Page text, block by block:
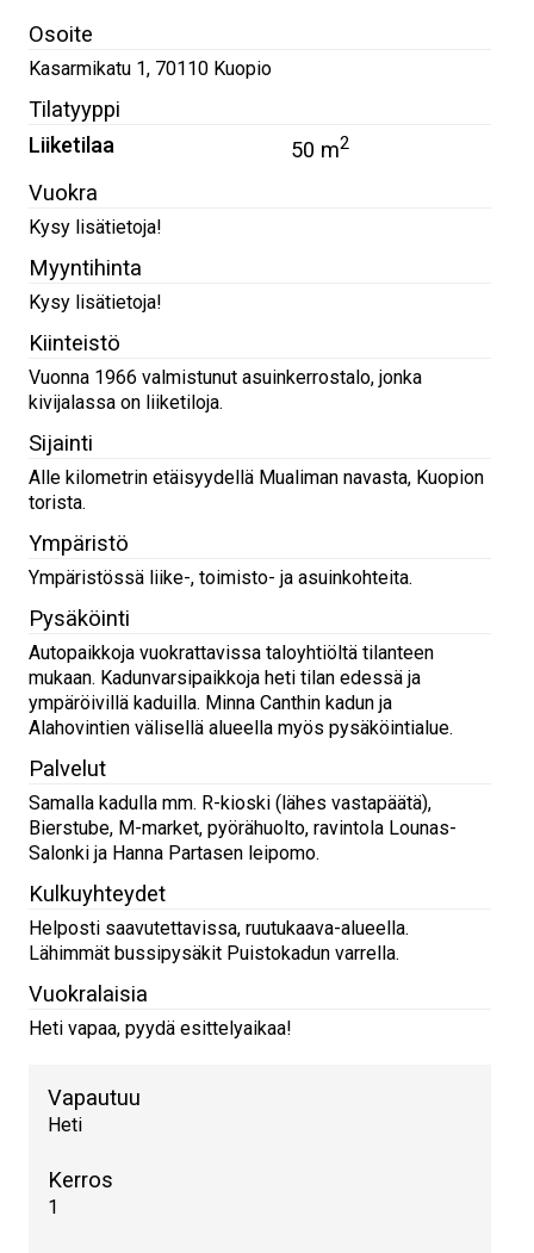
Osoite
Kasarmikatu 1, 70110 Kuopio
Tilatyyppi
Liiketilaa
50 m2
Vuokra
Kysy lisätietoja!
Myyntihinta
Kysy lisätietoja!
Kiinteistö
Vuonna 1966 valmistunut asuinkerrostalo, jonka
kivijalassa on liiketiloja.
Sijainti
Alle kilometrin etäisyydellä Mualiman navasta, Kuopion
torista.
Ympäristö
Ympäristössä liike-, toimisto- ja asuinkohteita.
Pysäköinti
Autopaikkoja vuokrattavissa taloyhtiöltä tilanteen
mukaan. Kadunvarsipaikkoja heti tilan edessä ja
ympäröivillä kaduilla. Minna Canthin kadun ja
Alahovintien välisellä alueella myös pysäköintialue.
Palvelut
Samalla kadulla mm. R-kioski (lähes vastapäätä),
Bierstube, M-market, pyörähuolto, ravintola Lounas-
Salonki ja Hanna Partasen leipomo.
Kulkuyhteydet
Helposti saavutettavissa, ruutukaava-alueella.
Lähimmät bussipysäkit Puistokadun varrella.
Vuokralaisia
Heti vapaa, pyydä esittelyaikaa!
Vapautuu
Heti
Kerros
1